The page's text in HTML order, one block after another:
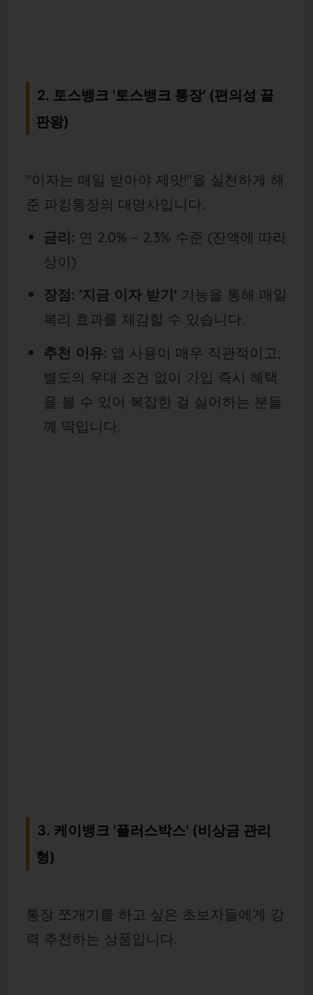
2. 토스뱅크 '토스뱅크 통장' (편의성 끝
판왕)
"이자는 매일 받아야 제맛!"을 실천하게 해
준 파킹통장의 대명사입니다.
금리: 연 2.0% ~ 2.3% 수준 (잔액에 따라
상이)
장점: '지금 이자 받기' 기능을 통해 매일
복리 효과를 체감할 수 있습니다.
추천 이유: 앱 사용이 매우 직관적이고,
별도의 우대 조건 없이 가입 즉시 혜택
을 볼 수 있어 복잡한 걸 싫어하는 분들
께 딱입니다.
3. 케이뱅크 '플러스박스' (비상금 관리
형)
통장 쪼개기를 하고 싶은 초보자들에게 강
력 추천하는 상품입니다.